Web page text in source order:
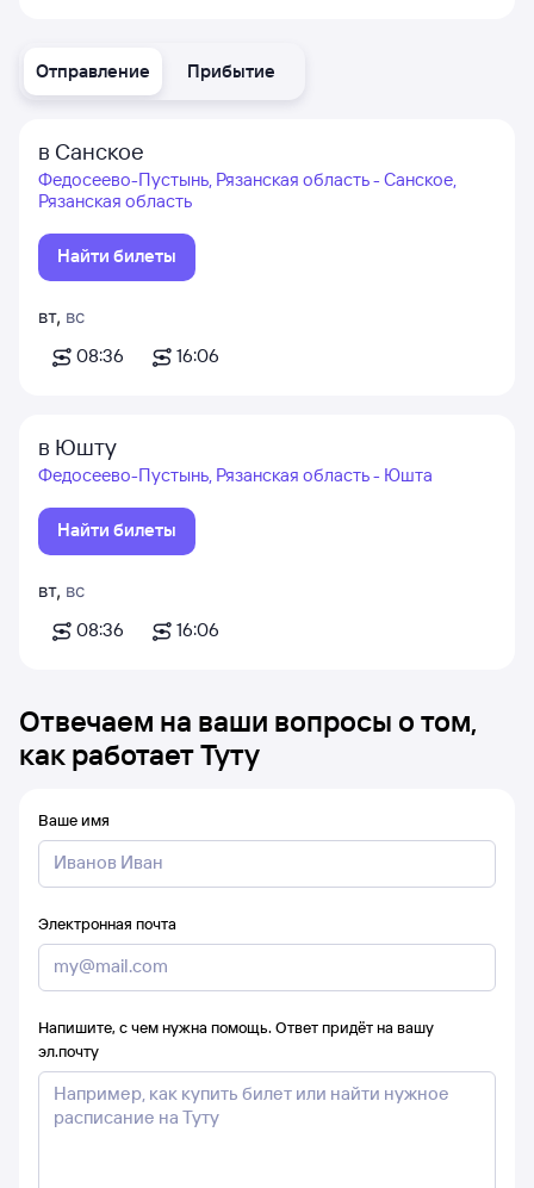
Отправление Прибытие
в Санское
Федосеево-Пустынь, Рязанская область - Санское,
Рязанская область
Найти билеты
вт, вс
08:36
16:06
в Юшту
Федосеево-Пустынь, Рязанская область - Юшта
Найти билеты
вт, вс
08:36
16:06
Отвечаем на ваши вопросы о том,
как работает Туту
Ваше имя
Электронная почта
Напишите, с чем нужна помощь. Ответ придёт на вашу
эл.почту